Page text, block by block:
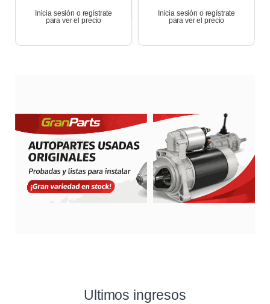
Inicia sesión o regístrate
para ver el precio
Inicia sesión o regístrate
para ver el precio
Ultimos ingresos